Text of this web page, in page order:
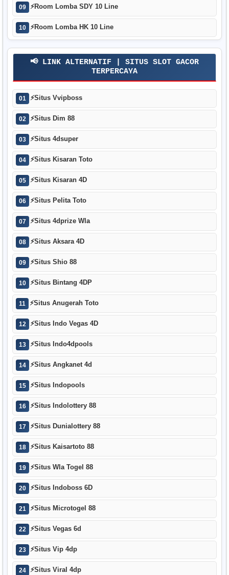
09 ⚡Room Lomba SDY 10 Line
10 ⚡Room Lomba HK 10 Line
📢 LINK ALTERNATIF | SITUS SLOT GACOR
TERPERCAYA
01 ⚡Situs Vvipboss
02 ⚡Situs Dim 88
03 ⚡Situs 4dsuper
04 ⚡Situs Kisaran Toto
05 ⚡Situs Kisaran 4D
06 ⚡Situs Pelita Toto
07 ⚡Situs 4dprize Wla
08 ⚡Situs Aksara 4D
09 ⚡Situs Shio 88
10 ⚡Situs Bintang 4DP
11 ⚡Situs Anugerah Toto
12 ⚡Situs Indo Vegas 4D
13 ⚡Situs Indo4dpools
14 ⚡Situs Angkanet 4d
15 ⚡Situs Indopools
16 ⚡Situs Indolottery 88
17 ⚡Situs Dunialottery 88
18 ⚡Situs Kaisartoto 88
19 ⚡Situs Wla Togel 88
20 ⚡Situs Indoboss 6D
21 ⚡Situs Microtogel 88
22 ⚡Situs Vegas 6d
23 ⚡Situs Vip 4dp
24 ⚡Situs Viral 4dp